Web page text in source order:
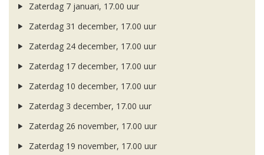
Zaterdag 7 januari, 17.00 uur
Zaterdag 31 december, 17.00 uur
Zaterdag 24 december, 17.00 uur
Zaterdag 17 december, 17.00 uur
Zaterdag 10 december, 17.00 uur
Zaterdag 3 december, 17.00 uur
Zaterdag 26 november, 17.00 uur
Zaterdag 19 november, 17.00 uur